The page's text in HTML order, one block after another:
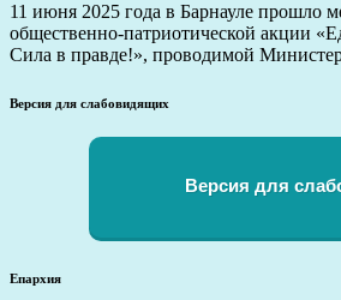
11 июня 2025 года в Барнауле прошло
общественно-патриотической акции
Сила в правде!», проводимой
Версия для слабовидящих
Версия для
Епархия